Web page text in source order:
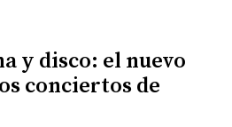
y disco: el nuevo
conciertos de